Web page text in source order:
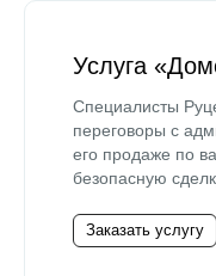
Услуга
Специалисты
переговоры с
его продаже по
безопасную
Заказать услугу